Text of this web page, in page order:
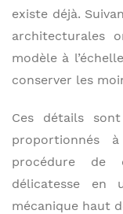
existe déjà.
architecturales
modèle à
conserver les
Ces détails
proportionnés
procédure de
délicatesse en
mécanique haut